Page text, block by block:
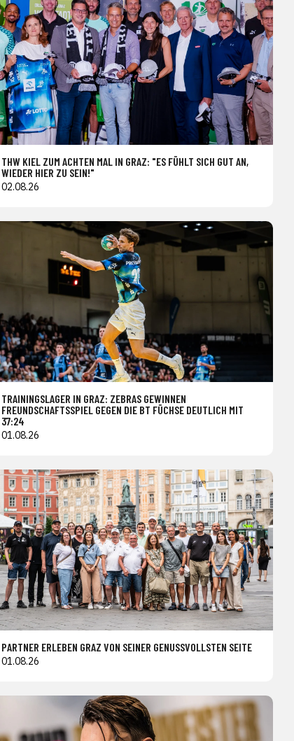
THW KIEL ZUM ACHTEN MAL IN GRAZ: "ES FÜHLT SICH GUT AN,
WIEDER HIER ZU SEIN!"
02.08.26
TRAININGSLAGER IN GRAZ: ZEBRAS GEWINNEN
FREUNDSCHAFTSSPIEL GEGEN DIE BT FÜCHSE DEUTLICH MIT
37:24
01.08.26
PARTNER ERLEBEN GRAZ VON SEINER GENUSSVOLLSTEN SEITE
01.08.26